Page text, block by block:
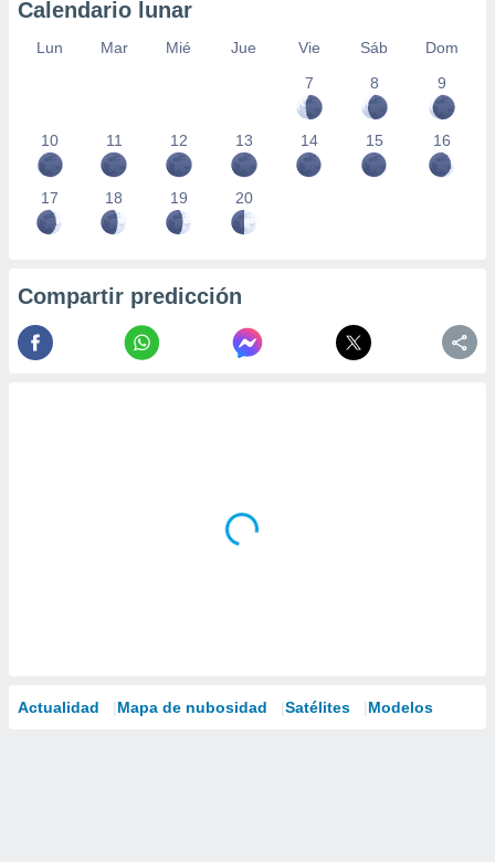
Calendario lunar
Lun Mar Mié Jue Vie Sáb
Dom
7
8 9
10 11 12 13 14 15 16
17 18 19 20
Compartir predicción
Actualidad Mapa de nubosidad Satélites Modelos